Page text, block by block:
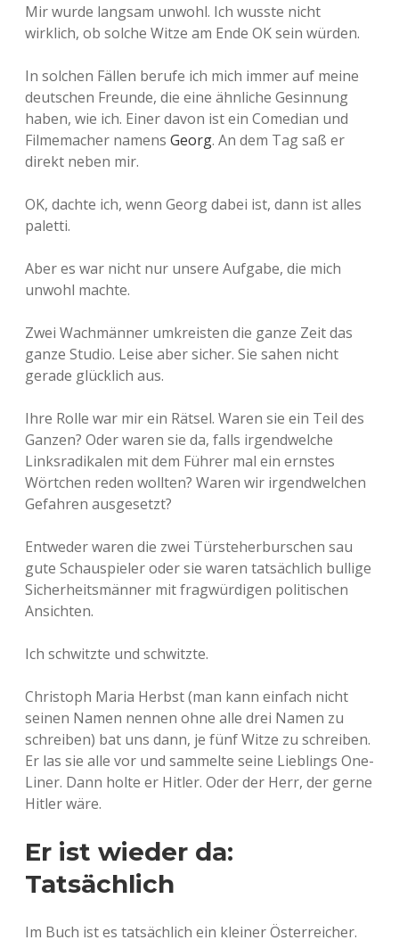
Mir wurde langsam unwohl. Ich wusste nicht
wirklich, ob solche Witze am Ende OK sein würden.
In solchen Fällen berufe ich mich immer auf meine
deutschen Freunde, die eine ähnliche Gesinnung
haben, wie ich. Einer davon ist ein Comedian und
Filmemacher namens Georg. An dem Tag saß er
direkt neben mir.
OK, dachte ich, wenn Georg dabei ist, dann ist alles
paletti.
Aber es war nicht nur unsere Aufgabe, die mich
unwohl machte.
Zwei Wachmänner umkreisten die ganze Zeit das
ganze Studio. Leise aber sicher. Sie sahen nicht
gerade glücklich aus.
Ihre Rolle war mir ein Rätsel. Waren sie ein Teil des
Ganzen? Oder waren sie da, falls irgendwelche
Linksradikalen mit dem Führer mal ein ernstes
Wörtchen reden wollten? Waren wir irgendwelchen
Gefahren ausgesetzt?
Entweder waren die zwei Türsteherburschen sau
gute Schauspieler oder sie waren tatsächlich bullige
Sicherheitsmänner mit fragwürdigen politischen
Ansichten.
Ich schwitzte und schwitzte.
Christoph Maria Herbst (man kann einfach nicht
seinen Namen nennen ohne alle drei Namen zu
schreiben) bat uns dann, je fünf Witze zu schreiben.
Er las sie alle vor und sammelte seine Lieblings One-
Liner. Dann holte er Hitler. Oder der Herr, der gerne
Hitler wäre.
Er ist wieder da:
Tatsächlich
Im Buch ist es tatsächlich ein kleiner Österreicher.